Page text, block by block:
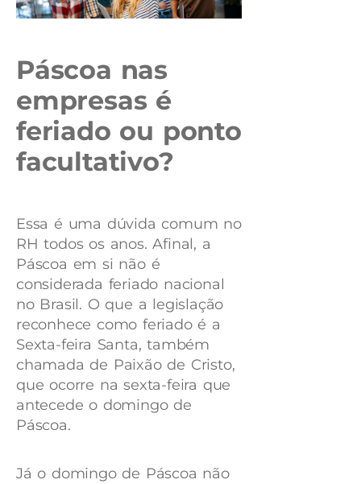
Páscoa nas
empresas é
feriado ou ponto
facultativo?
Essa é uma dúvida comum no
RH todos os anos. Afinal, a
Páscoa em si não é
considerada feriado nacional
no Brasil. O que a legislação
reconhece como feriado é a
Sexta-feira Santa, também
chamada de Paixão de Cristo,
que ocorre na sexta-feira que
antecede o domingo de
Páscoa.
Já o domingo de Páscoa não